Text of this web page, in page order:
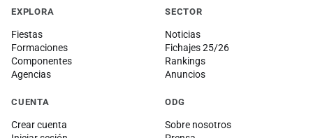
EXPLORA
Fiestas
Formaciones
Componentes
Agencias
SECTOR
Noticias
Fichajes 25/26
Rankings
Anuncios
CUENTA
Crear cuenta
ODG
Sobre nosotros